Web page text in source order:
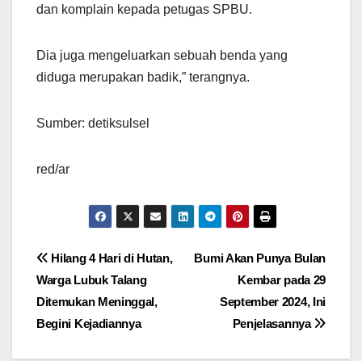
dan komplain kepada petugas SPBU.
Dia juga mengeluarkan sebuah benda yang
diduga merupakan badik,” terangnya.
Sumber: detiksulsel
red/ar
Navigasi
pos
Bumi Akan Punya Bulan
Kembar pada 29
September 2024, Ini
Penjelasannya
Hilang 4 Hari di Hutan,
Warga Lubuk Talang
Ditemukan Meninggal,
Begini Kejadiannya